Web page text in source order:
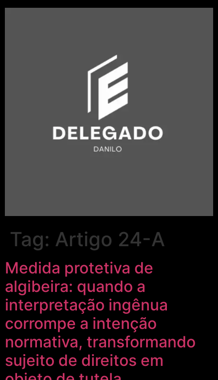
Tag: Artigo 24-A
Medida protetiva de
algibeira: quando a
interpretação ingênua
corrompe a intenção
normativa, transformando
sujeito de direitos em